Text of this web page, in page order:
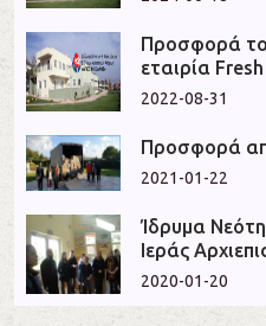
Προσφορά
εταιρία Fresh
2022-08-31
Προσφορά
2021-01-22
Ίδρυμα
Ιεράς
2020-01-20